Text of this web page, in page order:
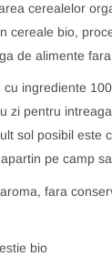
cerealelor
cereale bio,
de alimente
ingrediente
zi pentru
sol posibil este
pe camp
fara
bio